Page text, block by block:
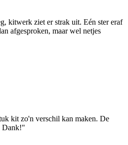
kitwerk ziet er strak uit. Eén ster eraf
afgesproken, maar wel netjes
kit zo'n verschil kan maken. De
Dank!"